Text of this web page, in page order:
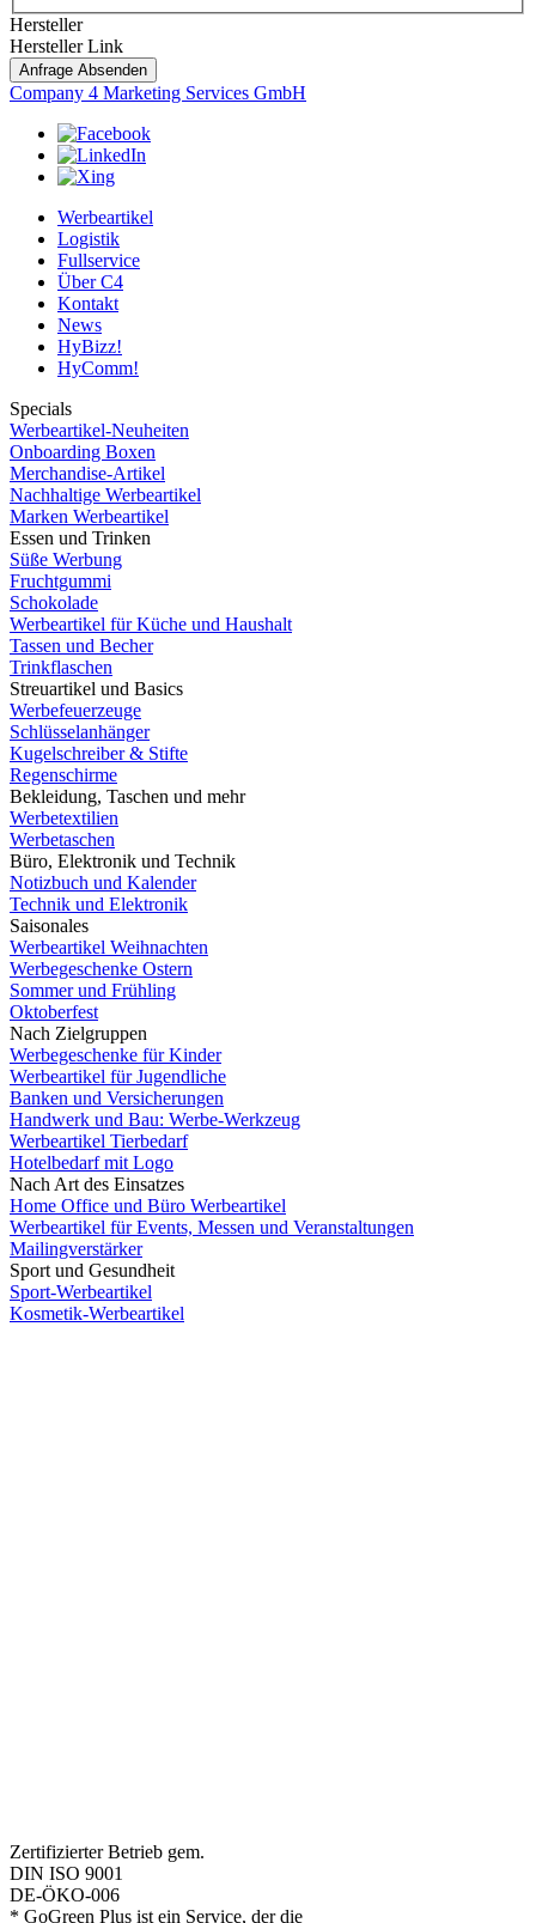
Hersteller
Hersteller Link
Anfrage Absenden
Company 4 Marketing Services GmbH
Werbeartikel
Logistik
Fullservice
Über C4
Kontakt
News
HyBizz!
HyComm!
Specials
Werbeartikel-Neuheiten
Onboarding Boxen
Merchandise-Artikel
Nachhaltige Werbeartikel
Marken Werbeartikel
Essen und Trinken
Süße Werbung
Fruchtgummi
Schokolade
Werbeartikel für Küche und Haushalt
Tassen und Becher
Trinkflaschen
Streuartikel und Basics
Werbefeuerzeuge
Schlüsselanhänger
Kugelschreiber & Stifte
Regenschirme
Bekleidung, Taschen und mehr
Werbetextilien
Werbetaschen
Büro, Elektronik und Technik
Notizbuch und Kalender
Technik und Elektronik
Saisonales
Werbeartikel Weihnachten
Werbegeschenke Ostern
Sommer und Frühling
Oktoberfest
Nach Zielgruppen
Werbegeschenke für Kinder
Werbeartikel für Jugendliche
Banken und Versicherungen
Handwerk und Bau: Werbe-Werkzeug
Werbeartikel Tierbedarf
Hotelbedarf mit Logo
Nach Art des Einsatzes
Home Office und Büro Werbeartikel
Werbeartikel für Events, Messen und Veranstaltungen
Mailingverstärker
Sport und Gesundheit
Sport-Werbeartikel
Kosmetik-Werbeartikel
Zertifizierter Betrieb gem.
DIN ISO 9001
DE-ÖKO-006
* GoGreen Plus ist ein Service, der die